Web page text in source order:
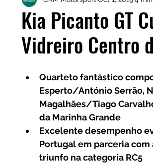
Kia Picanto GT
Vidreiro Centro
Quarteto fantástico
Esperto/António Serrão,
Magalhães/Tiago
da Marinha Grande
Excelente desempenho
Portugal em parceria
triunfo na categoria RC5